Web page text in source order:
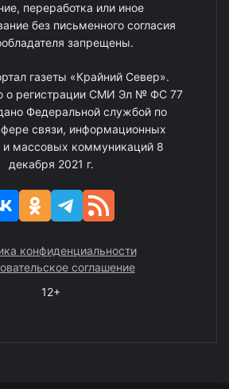
переработка или иное
без письменного согласия
запрещены.
газеты «Крайний Север».
о регистрации СМИ Эл № ФС 77
Федеральной службой по
связи, информационных
и массовых коммуникаций 8
декабря 2021 г.
конфиденциальности
соглашение
12+